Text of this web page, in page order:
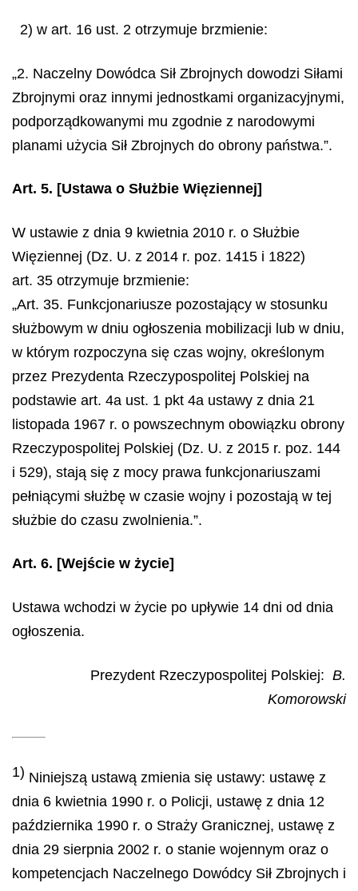
2) w art. 16 ust. 2 otrzymuje brzmienie:
„2. Naczelny Dowódca Sił Zbrojnych dowodzi Siłami
Zbrojnymi oraz innymi jednostkami organizacyjnymi,
podporządkowanymi mu zgodnie z narodowymi
planami użycia Sił Zbrojnych do obrony państwa.”.
Art. 5. [Ustawa o Służbie Więziennej]
W ustawie z dnia 9 kwietnia 2010 r. o Służbie
Więziennej (Dz. U. z 2014 r. poz. 1415 i 1822)
art. 35 otrzymuje brzmienie:
„Art. 35. Funkcjonariusze pozostający w stosunku
służbowym w dniu ogłoszenia mobilizacji lub w dniu,
w którym rozpoczyna się czas wojny, określonym
przez Prezydenta Rzeczypospolitej Polskiej na
podstawie art. 4a ust. 1 pkt 4a ustawy z dnia 21
listopada 1967 r. o powszechnym obowiązku obrony
Rzeczypospolitej Polskiej (Dz. U. z 2015 r. poz. 144
i 529), stają się z mocy prawa funkcjonariuszami
pełniącymi służbę w czasie wojny i pozostają w tej
służbie do czasu zwolnienia.”.
Art. 6. [Wejście w życie]
Ustawa wchodzi w życie po upływie 14 dni od dnia
ogłoszenia.
Prezydent Rzeczypospolitej Polskiej: B.
Komorowski
1) Niniejszą ustawą zmienia się ustawy: ustawę z
dnia 6 kwietnia 1990 r. o Policji, ustawę z dnia 12
października 1990 r. o Straży Granicznej, ustawę z
dnia 29 sierpnia 2002 r. o stanie wojennym oraz o
kompetencjach Naczelnego Dowódcy Sił Zbrojnych i